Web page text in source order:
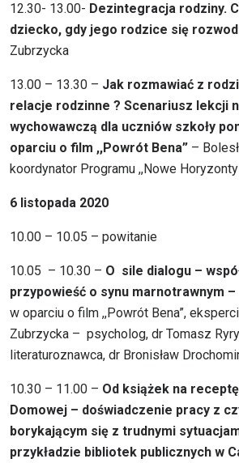
12.30- 13.00- Dezintegracja rodziny.
dziecko, gdy jego rodzice się
Zubrzycka
13.00 – 13.30 – Jak rozmawiać z
relacje rodzinne ? Scenariusz lekcji
wychowawczą dla uczniów szkoły
oparciu o film ,,Powrót Bena” –
koordynator Programu ,,Nowe
6 listopada 2020
10.00 – 10.05 – powitanie
10.05 – 10.30 – O sile dialogu –
przypowieść o synu marnotrawnym –
w oparciu o film ,,Powrót Bena”,
Zubrzycka – psycholog, dr Tomasz
literaturoznawca, dr Bronisław
10.30 – 11.00 – Od książek na
Domowej – doświadczenie pracy z
borykającym się z trudnymi
przykładzie bibliotek publicznych w